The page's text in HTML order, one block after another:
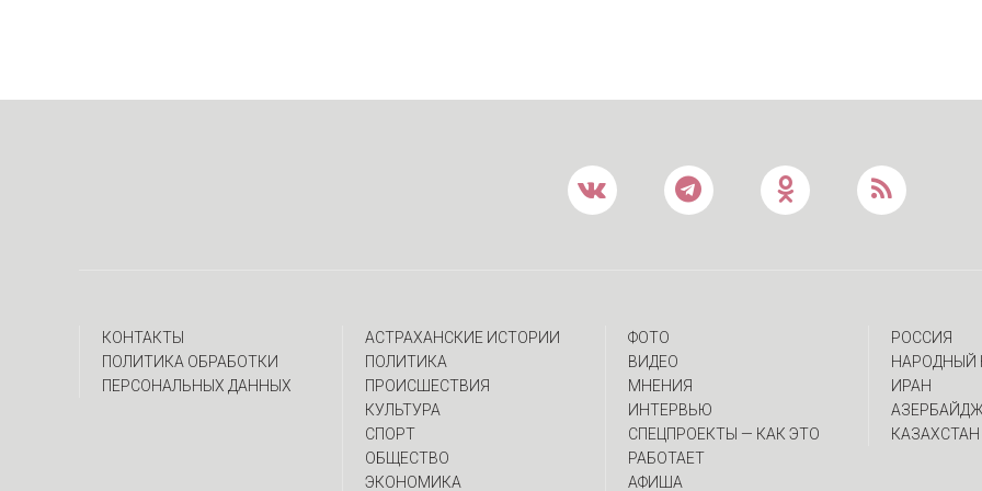
КОНТАКТЫ
ПОЛИТИКА ОБРАБОТКИ
ПЕРСОНАЛЬНЫХ ДАННЫХ
АСТРАХАНСКИЕ ИСТОРИИ
ПОЛИТИКА
ПРОИСШЕСТВИЯ
КУЛЬТУРА
СПОРТ
ОБЩЕСТВО
ЭКОНОМИКА
ФОТО
ВИДЕО
МНЕНИЯ
ИНТЕРВЬЮ
CПЕЦПРОЕКТЫ — КАК ЭТО
РАБОТАЕТ
АФИША
РОССИЯ
НАРОДНЫЙ
ИРАН
КАЗАХСТАН